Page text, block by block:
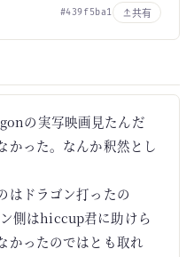
#439f5ba1 共有
の実写映画見たんだ
かった。なんか釈然とし
はドラゴン打ったの
側はhiccup君に助けら
かったのではとも取れ